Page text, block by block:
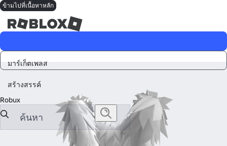
ข้ามไปที่เนื้อหาหลัก
มาร์เก็ตเพลส
สร้างสรรค์
Robux